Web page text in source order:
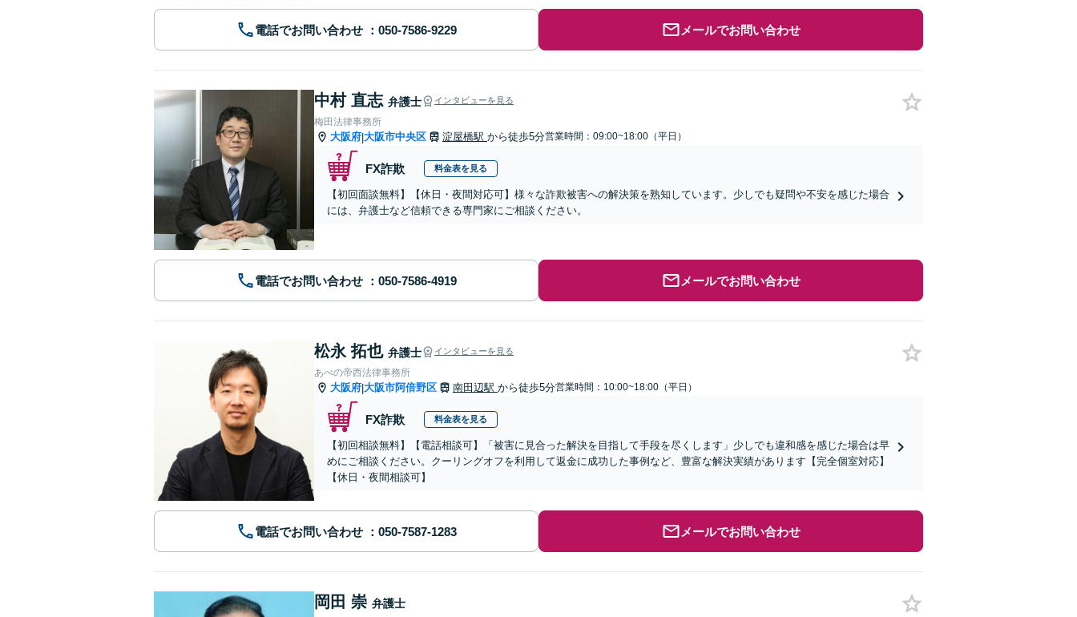
電話でお問い合わせ メールでお問い合わせ
中村 直志 弁護士 インタビューを見る
梅田法律事務所
大阪府|大阪市中央区 淀屋橋駅 から徒歩5分営業時間：09:00~18:00（平日）
FX詐欺 料金表を見る
【初回面談無料】【休日・夜間対応可】様々な詐欺被害への解決策を熟知しています。少しでも疑問や不安を感じた場合
には、弁護士など信頼できる専門家にご相談ください。
電話でお問い合わせ メールでお問い合わせ
松永 拓也 弁護士 インタビューを見る
あべの帝西法律事務所
大阪府|大阪市阿倍野区 南田辺駅 から徒歩5分営業時間：10:00~18:00（平日）
FX詐欺 料金表を見る
【初回相談無料】【電話相談可】「被害に見合った解決を目指して手段を尽くします」少しでも違和感を感じた場合は早
めにご相談ください。クーリングオフを利用して返金に成功した事例など、豊富な解決実績があります【完全個室対応】
【休日・夜間相談可】
電話でお問い合わせ メールでお問い合わせ
岡田 崇 弁護士